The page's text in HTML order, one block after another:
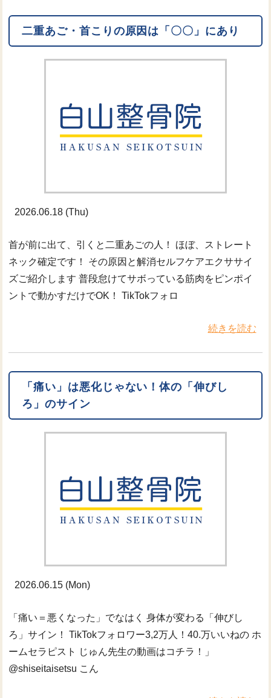
二重あご・首こりの原因は「〇〇」にあり
2026.06.18 (Thu)
首が前に出て、引くと二重あごの人！ ほぼ、ストレート
ネック確定です！ その原因と解消セルフケアエクササイ
ズご紹介します 普段怠けてサボっている筋肉をピンポイ
ントで動かすだけでOK！ TikTokフォロ
続きを読む
「痛い」は悪化じゃない！体の「伸びし
ろ」のサイン
2026.06.15 (Mon)
「痛い＝悪くなった」でなはく 身体が変わる「伸びし
ろ」サイン！ TikTokフォロワー3,2万人！40.万いいねの ホ
ームセラピスト じゅん先生の動画はコチラ！」
@shiseitaisetsu こん